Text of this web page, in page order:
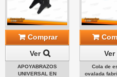
Comprar
Ver
APOYABRAZOS
UNIVERSAL EN
Ver
Cola de
ovalada